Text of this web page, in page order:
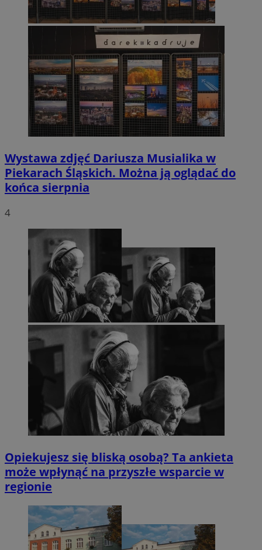
Wystawa zdjęć Dariusza Musialika w
Piekarach Śląskich. Można ją oglądać do
końca sierpnia
4
Opiekujesz się bliską osobą? Ta ankieta
może wpłynąć na przyszłe wsparcie w
regionie